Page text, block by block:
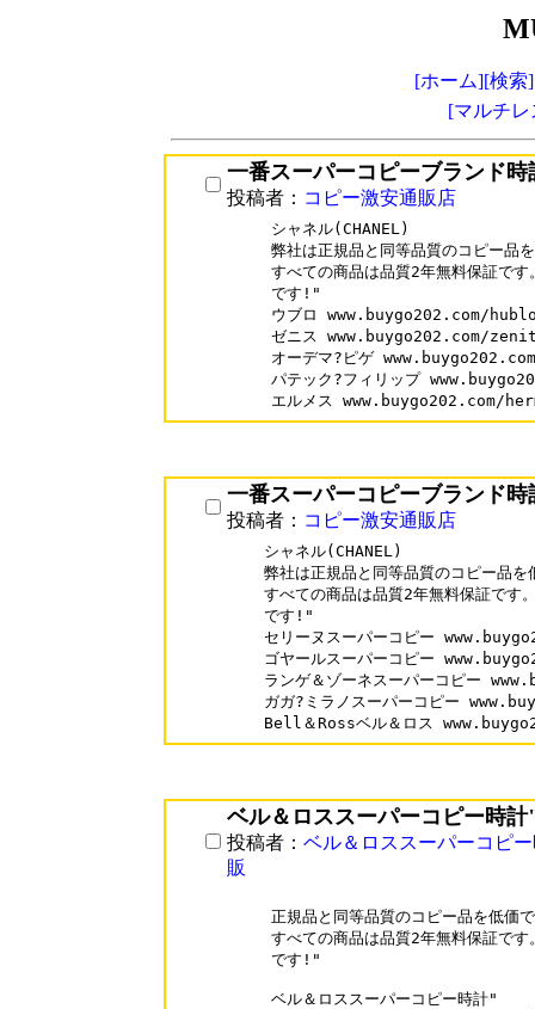
[ホーム][検索]
[マルチ
一番スーパーコピーブランド時
投稿者： コピー激安通販店
シャネル(CHANEL)
弊社は正規品と同等品質のコピー品
すべての商品は品質2年無料保証で
です!"
ウブロ www.buygo202.com/
ゼニス www.buygo202.com/
オーデマ?ピゲ
パテック?フィリップ
一番スーパーコピーブランド時
投稿者： コピー激安通販店
シャネル(CHANEL)
弊社は正規品と同等品質のコピー品
すべての商品は品質2年無料保証です
です!"
セリーヌスーパーコピー
ゴヤールスーパーコピー
ランゲ＆ゾーネスーパーコピー
ガガ?ミラノスーパーコピー
ベル＆ロススーパーコピー時
投稿者： ベル＆ロススーパーコピ
販
正規品と同等品質のコピー品を低価
すべての商品は品質2年無料保証で
です!"
ベル＆ロススーパーコピー時計"